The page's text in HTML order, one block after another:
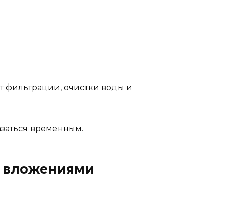
фильтрации, очистки воды и
временным.
вложениями